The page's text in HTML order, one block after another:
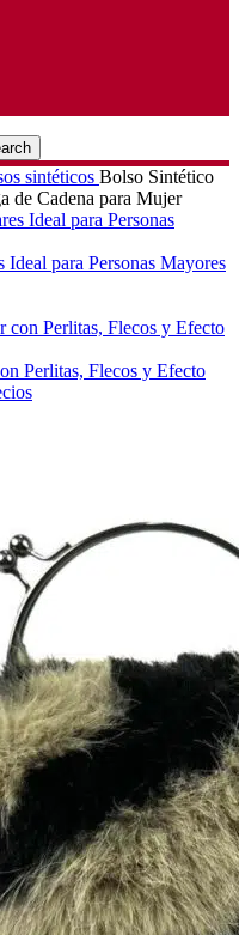
sintéticos Bolso Sintético
de Cadena para Mujer
para Personas Mayores
Perlitas, Flecos y Efecto